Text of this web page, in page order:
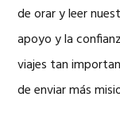
de orar y leer
apoyo y la
viajes tan
de enviar más